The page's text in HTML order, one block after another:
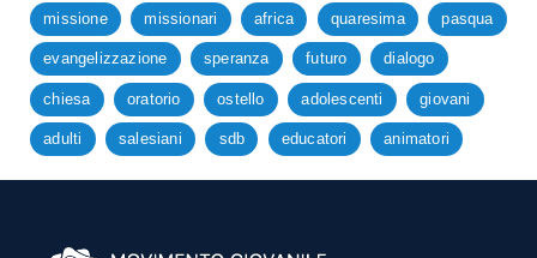
missione missionari africa quaresima pasqua
evangelizzazione speranza futuro dialogo
chiesa oratorio ostello adolescenti giovani
adulti salesiani sdb educatori animatori